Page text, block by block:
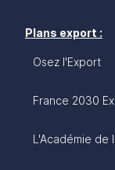
Plans export :
Osez l'Export
France 2030
L'Académie de